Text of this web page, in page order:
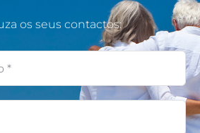
os seus contactos: